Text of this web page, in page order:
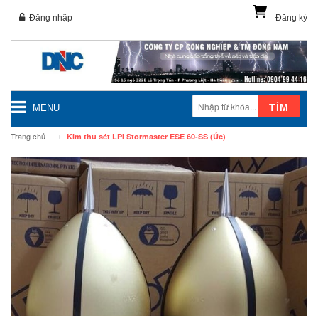
Đăng ký
Đăng nhập
MENU TÌM
Trang chủ —› Kim thu sét LPI Stormaster ESE 60-SS (Úc)